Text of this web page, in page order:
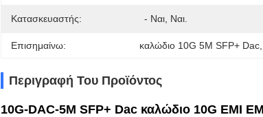
Κατασκευαστής: - Ναι, Ναι.
Επισημαίνω: καλώδιο 10G 5M SFP+ Dac
Περιγραφή Του Προϊόντος
10G-DAC-5M SFP+ Dac καλώδιο 10G EMI